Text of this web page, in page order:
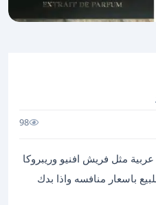
98
مثل فريش افنيو وريبروكا
باسعار منافسه واذا بدك